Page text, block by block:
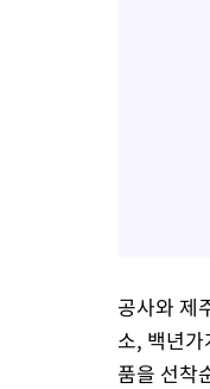
공사와 제
소, 백년
품을 선착